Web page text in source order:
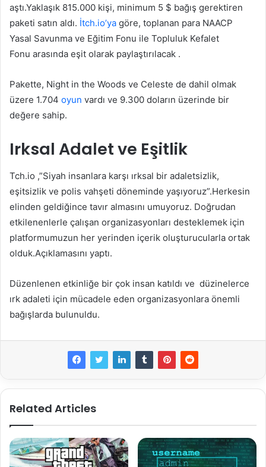
aştı.Yaklaşık 815.000 kişi, minimum 5 $ bağış gerektiren
paketi satın aldı. İtch.io’ya göre, toplanan para NAACP
Yasal Savunma ve Eğitim Fonu ile Topluluk Kefalet
Fonu arasında eşit olarak paylaştırılacak .
Pakette, Night in the Woods ve Celeste de dahil olmak
üzere 1.704 oyun vardı ve 9.300 doların üzerinde bir
değere sahip.
Irksal Adalet ve Eşitlik
Tch.io ,”Siyah insanlara karşı ırksal bir adaletsizlik,
eşitsizlik ve polis vahşeti döneminde yaşıyoruz”.Herkesin
elinden geldiğince tavır almasını umuyoruz. Doğrudan
etkilenenlerle çalışan organizasyonları desteklemek için
platformumuzun her yerinden içerik oluşturucularla ortak
olduk.Açıklamasını yaptı.
Düzenlenen etkinliğe bir çok insan katıldı ve düzinelerce
ırk adaleti için mücadele eden organizasyonlara önemli
bağışlarda bulunuldu.
Related Articles